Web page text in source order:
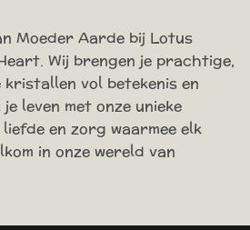
Moeder Aarde bij Lotus
Wij brengen je prachtige,
vol betekenis en
leven met onze unieke
en zorg waarmee elk
in onze wereld van